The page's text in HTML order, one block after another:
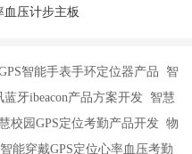
血压计步主板
智能手表手环定位器产品 智
牙ibeacon产品方案开发 智慧
校园GPS定位考勤产品开发 物
能穿戴GPS定位心率血压考勤